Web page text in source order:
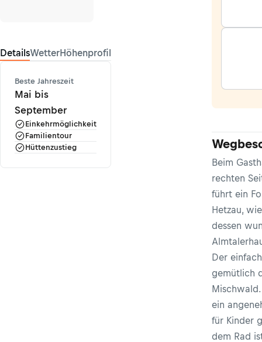
DetailsWetterHöhenprofil
Beste Jahreszeit
Mai bis
September
Einkehrmöglichkeit
Familientour
Hüttenzustieg
Beim
rechten
führt ein
Hetzau,
dessen
Der
gemütlich
ein
für Kinder
dem Rad